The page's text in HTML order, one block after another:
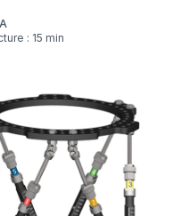
: 15 min